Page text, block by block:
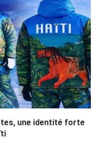
une identité forte